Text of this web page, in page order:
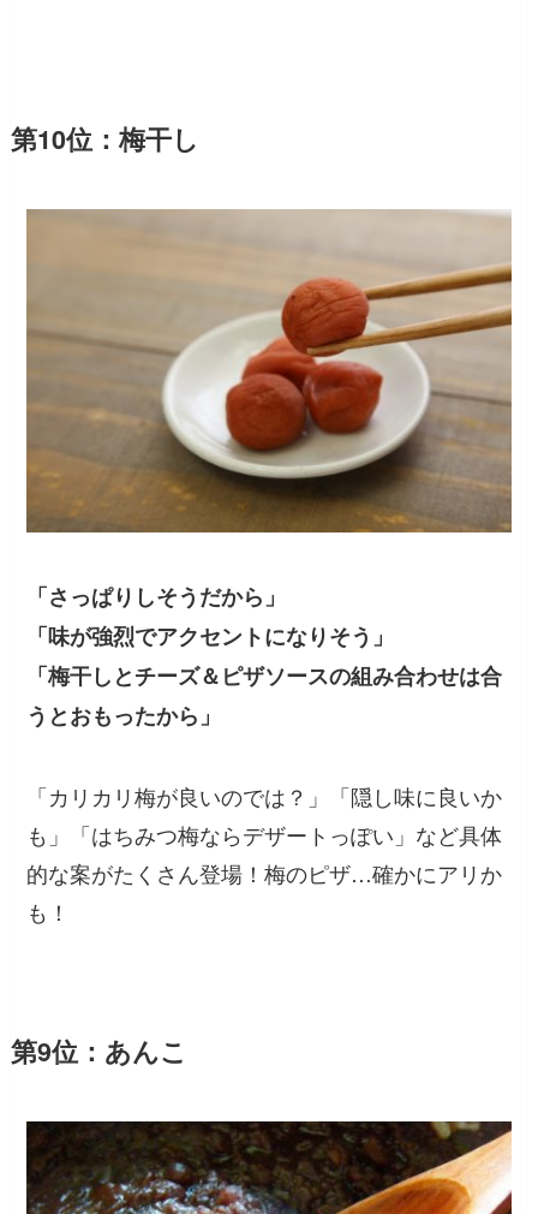
第10位：梅干し
「さっぱりしそうだから」
「味が強烈でアクセントになりそう」
「梅干しとチーズ＆ピザソースの組み合わせは合
うとおもったから」
「カリカリ梅が良いのでは？」「隠し味に良いか
も」「はちみつ梅ならデザートっぽい」など具体
的な案がたくさん登場！梅のピザ…確かにアリか
も！
第9位：あんこ